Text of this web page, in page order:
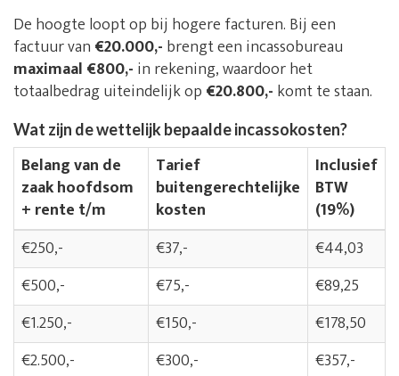
De hoogte loopt op bij hogere facturen. Bij een
factuur van €20.000,- brengt een incassobureau
maximaal €800,- in rekening, waardoor het
totaalbedrag uiteindelijk op €20.800,- komt te staan.
Wat zijn de wettelijk bepaalde incassokosten?
Belang van de
zaak hoofdsom
+ rente t/m
Tarief
buitengerechtelijke
kosten
Inclusief
BTW
(19%)
€250,-
€37,-
€44,03
€500,-
€75,-
€89,25
€1.250,-
€150,-
€178,50
€2.500,-
€300,-
€357,-